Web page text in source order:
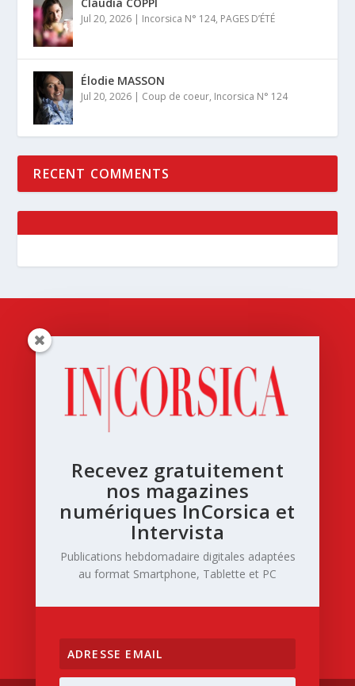
Jul 20, 2026 | Incorsica N° 124, PAGES D’ÉTÉ
Élodie MASSON
Jul 20, 2026 | Coup de coeur, Incorsica N° 124
RECENT COMMENTS
Recevez gratuitement
nos magazines
numériques InCorsica et
Intervista
Publications hebdomadaire digitales adaptées
au format Smartphone, Tablette et PC